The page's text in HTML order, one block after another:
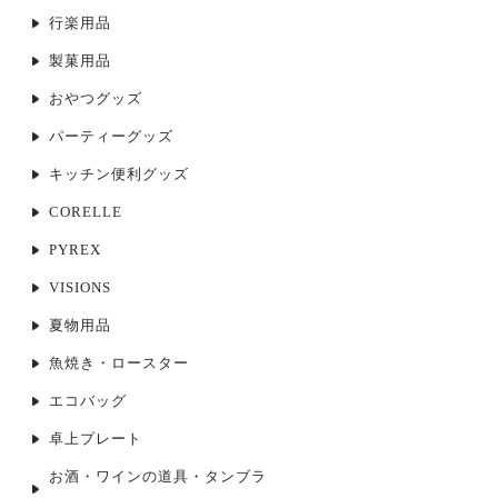
行楽用品
製菓用品
おやつグッズ
パーティーグッズ
キッチン便利グッズ
CORELLE
PYREX
VISIONS
夏物用品
魚焼き・ロースター
エコバッグ
卓上プレート
お酒・ワインの道具・タンブラ